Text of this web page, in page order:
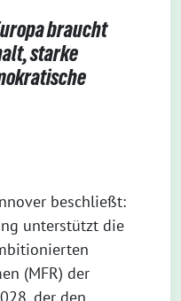
braucht
starke
beschließt:
unterstützt die
(MFR) der